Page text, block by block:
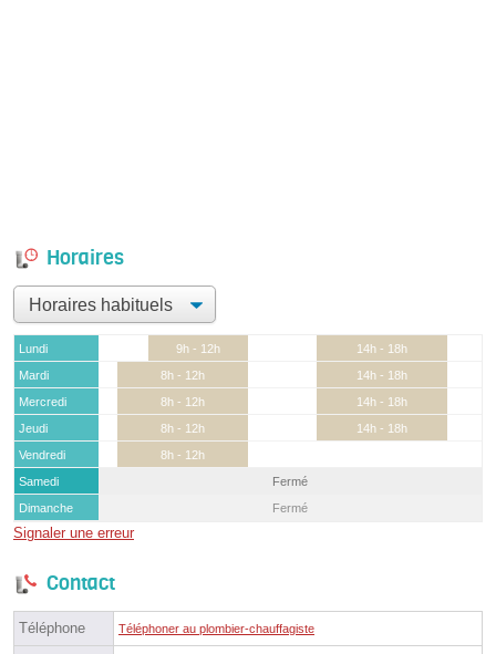
Horaires
Lundi 9h - 12h
14h - 18h
Mardi
8h - 12h
14h - 18h
Mercredi
8h - 12h
14h - 18h
Jeudi
8h - 12h
14h - 18h
Vendredi
8h - 12h
Samedi
Fermé
Dimanche
Fermé
Signaler une erreur
Contact
Téléphone Téléphoner au plombier-chauffagiste